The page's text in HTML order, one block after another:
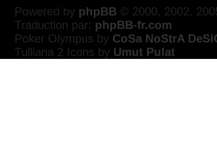
Powered by phpBB © 2000, 2002,
Traduction par: phpBB-fr.com
Poker Olympus by CoSa NoStrA
Tulliana 2 Icons by Umut Pulat